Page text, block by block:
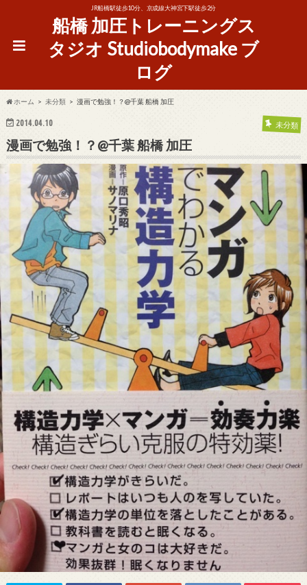
JR船橋駅徒歩10分、京成線大神宮下駅徒歩2分
船橋 加圧トレーニングス
タジオ Studiobodymake ブ
ログ
ホーム 未分類 漫画で勉強！？@千葉 船橋 加圧
2014.04.10 未分類
漫画で勉強！？@千葉 船橋 加圧